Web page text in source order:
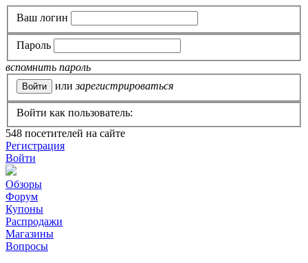
Ваш логин
Пароль
вспомнить пароль
или зарегистрироваться
Войти как пользователь:
548 посетителей на сайте
Регистрация
Войти
Обзоры
Форум
Купоны
Распродажи
Магазины
Вопросы